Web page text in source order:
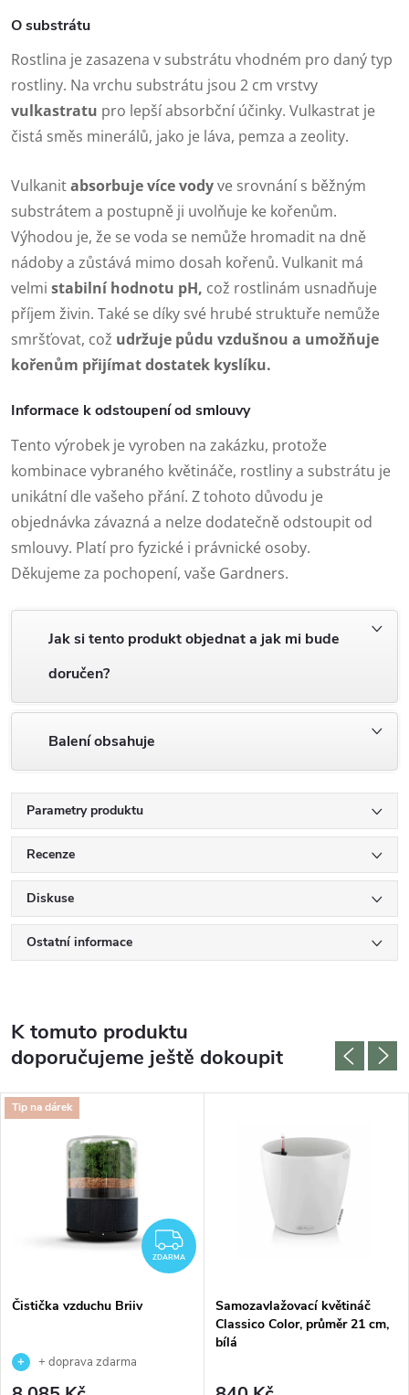
O substrátu
Rostlina je zasazena v substrátu vhodném pro daný typ
rostliny. Na vrchu substrátu jsou 2 cm vrstvy
vulkastratu pro lepší absorbční účinky. Vulkastrat je
čistá směs minerálů, jako je láva, pemza a zeolity.
Vulkanitabsorbuje více vodyve srovnání s běžným
substrátem a postupně ji uvolňuje ke kořenům.
Výhodou je, že se voda se nemůže hromadit na dně
nádoby a zůstává mimo dosah kořenů. Vulkanit má
velmi stabilní hodnotu pH, což rostlinám usnadňuje
příjem živin. Také se díky své hrubé struktuře nemůže
smršťovat, což udržuje půdu vzdušnou a umožňuje
kořenům přijímat dostatek kyslíku.
Informace k odstoupení od smlouvy
Tento výrobek je vyroben na zakázku, protože
kombinace vybraného květináče, rostliny a substrátu je
unikátní dle vašeho přání. Z tohoto důvodu je
objednávka závazná a nelze dodatečně odstoupit od
smlouvy. Platí pro fyzické i právnické osoby.
Děkujeme za pochopení, vaše Gardners.
Jak si tento produkt objednat a jak mi bude
doručen?
Balení obsahuje
Parametry produktu
Recenze
Diskuse
Ostatní informace
K tomuto produktu
doporučujeme ještě dokoupit
Tip na dárek
ZDARMA
ZDARMA
Čistička vzduchu Briiv
+ doprava zdarma
Samozavlažovací květináč
Classico Color, průměr 21 cm,
bílá